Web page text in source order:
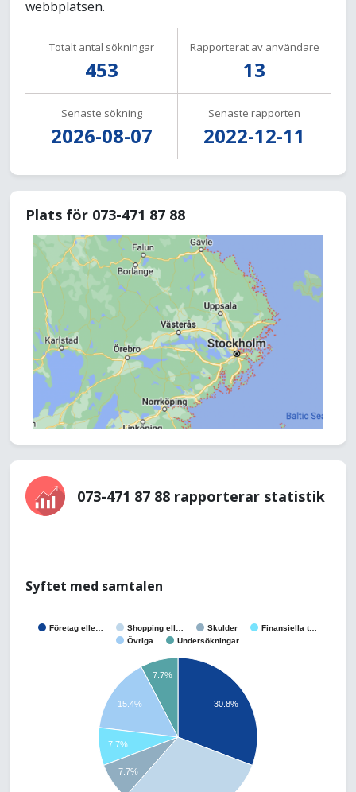
webbplatsen.
Totalt antal sökningar
453
Rapporterat av användare
13
Senaste sökning
2026-08-07
Senaste rapporten
2022-12-11
Plats för 073-471 87 88
073-471 87 88 rapporterar statistik
Syftet med samtalen
Företag elle… Shopping ell… Skulder
Finansiella t…
Övriga
Undersökningar
30.8%
7.7%
15.4%
7.7%
7.7%